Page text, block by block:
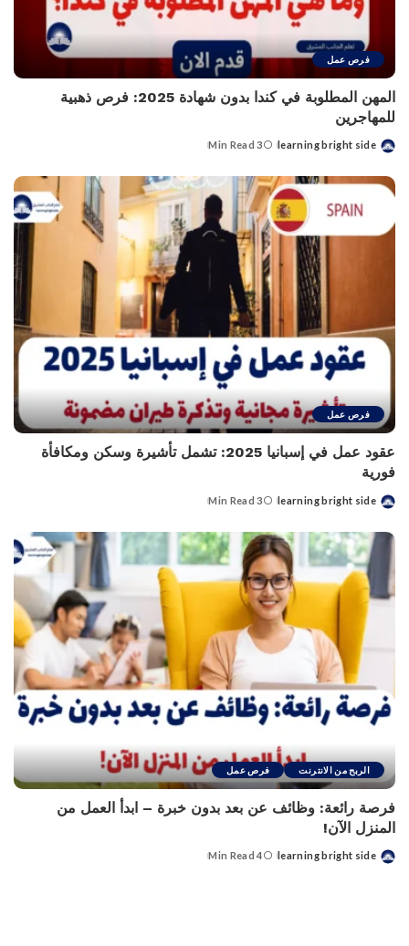
فرص عمل
المهن المطلوبة في كندا بدون شهادة 2025: فرص ذهبية
للمهاجرين
Posted
learning bright side
3 Min Read
فرص عمل
عقود عمل في إسبانيا 2025: تشمل تأشيرة وسكن ومكافأة
فورية
Posted
learning bright side
3 Min Read
الربح من الانترنت فرص عمل
فرصة رائعة: وظائف عن بعد بدون خبرة – ابدأ العمل من
المنزل الآن!
Posted
learning bright side
4 Min Read